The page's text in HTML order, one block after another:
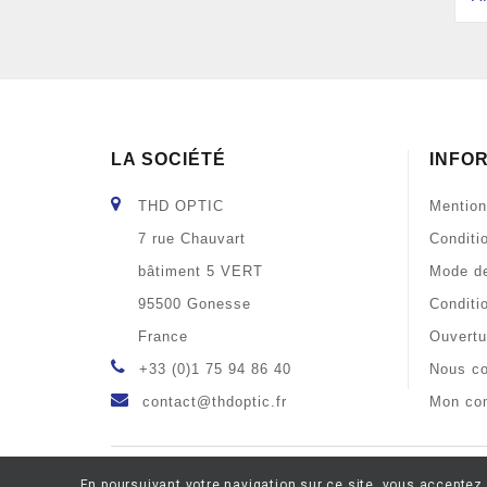
LA SOCIÉTÉ
THD OPTIC
7 rue Chauvart
bâtiment 5 VERT
95500 Gonesse
France
+33 (0)1 75 94 86 40
contact@thdoptic.fr
Mode
Nous
Mon